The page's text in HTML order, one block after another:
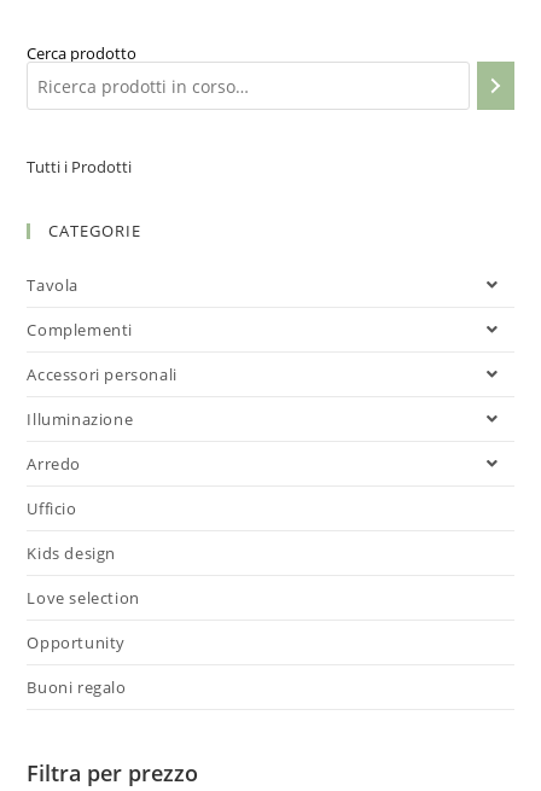
Cerca prodotto
Tutti i Prodotti
CATEGORIE
Tavola
Complementi
Accessori personali
Illuminazione
Arredo
Ufficio
Kids design
Love selection
Opportunity
Buoni regalo
Filtra per prezzo